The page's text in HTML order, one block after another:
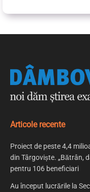
Articole recente
Proiect de peste 4,4
din Târgoviște. „Bătrân,
pentru 106 beneficiari
Au început lucrările la